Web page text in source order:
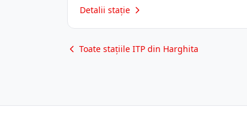
Detalii stație
Toate stațiile ITP din Harghita